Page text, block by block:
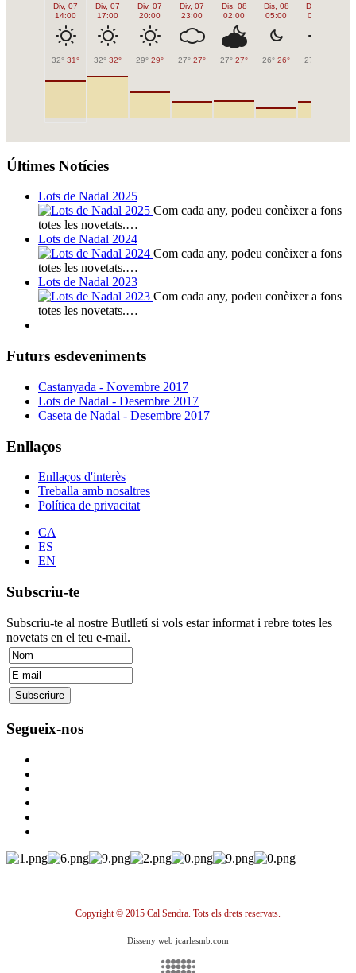
Div, 07
14:00
32° 31°
Div, 07
17:00
32° 32°
Div, 07
20:00
29° 29°
Div, 07
23:00
27° 27°
Dis, 08
02:00
27° 27°
Dis, 08
05:00
26° 26°
Dis, 08
08:00
27°
Últimes Notícies
Lots de Nadal 2025
Com cada any, podeu conèixer a fons
totes les novetats.…
Lots de Nadal 2024
Com cada any, podeu conèixer a fons
totes les novetats.…
Lots de Nadal 2023
Com cada any, podeu conèixer a fons
totes les novetats.…
Futurs esdeveniments
Castanyada - Novembre 2017
Lots de Nadal - Desembre 2017
Caseta de Nadal - Desembre 2017
Enllaços
Enllaços d'interès
Treballa amb nosaltres
Política de privacitat
CA
ES
EN
Subscriu-te
Subscriu-te al nostre Butlletí si vols estar informat i rebre totes les
novetats en el teu e-mail.
Segueix-nos
Copyright © 2015 Cal Sendra. Tots els drets reservats.
Disseny web jcarlesmb.com